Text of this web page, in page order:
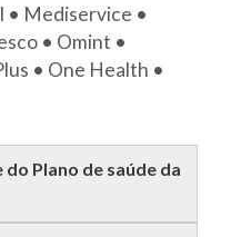
• Mediservice •
• Omint •
• One Health •
Plano de saúde da